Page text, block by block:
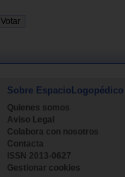
Sobre EspacioLogopédico
Quienes somos
Aviso Legal
Colabora con nosotros
Contacta
ISSN 2013-0627
Gestionar cookies